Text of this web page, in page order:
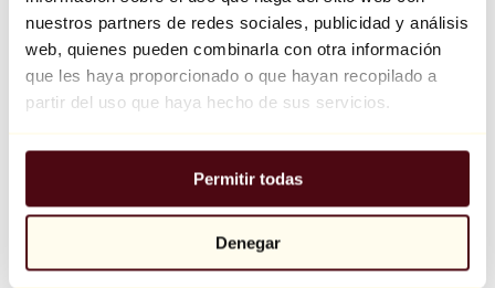
nuestros partners de redes sociales, publicidad y análisis
web, quienes pueden combinarla con otra información
que les haya proporcionado o que hayan recopilado a
partir del uso que haya hecho de sus servicios.
Permitir todas
Denegar
Balloon Dog (Orange)
Jeff Koons
10.000 €
Explorar
Todos los escultores
Todos los fotógrafos